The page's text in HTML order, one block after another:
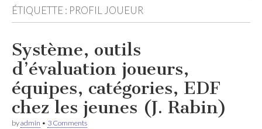
ÉTIQUETTE : PROFIL JOUEUR
Système, outils
d’évaluation joueurs,
équipes, catégories, EDF
chez les jeunes (J. Rabin)
byadmin • 3 Comments